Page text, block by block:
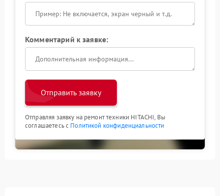
Комментарий к заявке:
Отправить заявку
Отправляя заявку на ремонт техники HITACHI, Вы
соглашаетесь с Политикой конфиденциальности